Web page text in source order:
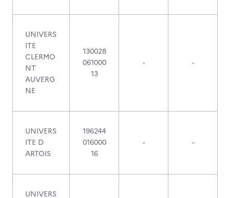
UNIVERS
ITE
CLERMO
NT
AUVERG
NE
130028
061000
13
- -
UNIVERS
ITE D
ARTOIS
196244
016000
16
- -
UNIVERS